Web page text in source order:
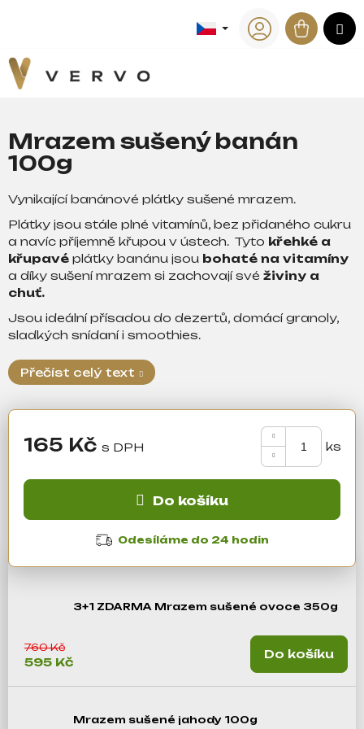
Přihlášení
Mrazem sušený banán
100g
Vynikající banánové plátky sušené mrazem.
Plátky jsou stále plné vitamínů, bez přidaného cukru
a navíc příjemně křupou v ústech. Tyto křehké a
křupavé plátky banánu jsou bohaté na vitamíny
a díky sušení mrazem si zachovají své živiny a
chuť.
Jsou ideální přísadou do dezertů, domácí granoly,
sladkých snídaní i smoothies.
Přečíst celý text
3+1 ZDARMA Mrazem sušené ovoce 350g
760 Kč
595 Kč
Do košíku
Mrazem sušené jahody 100g
165 Kč
cena:
Do košíku
Odesíláme do 24 hodin
C
p
o
t
ř
e
b
u
j
e
t
e
a
í
t
?
o
r
u